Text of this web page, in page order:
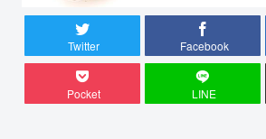
Twitter Facebook
Pocket LINE